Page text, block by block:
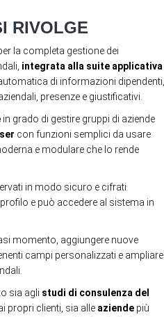
RIVOLGE
per la completa gestione dei
integrata alla suite applicativa
di informazioni dipendenti,
presenze e giustificativi.
in grado di gestire gruppi di aziende
con funzioni semplici da usare
e modulare che lo rende
in modo sicuro e cifrati
e può accedere al sistema in
momento, aggiungere nuove
campi personalizzati e ampliare
sia agli studi di consulenza del
propri clienti, sia alle aziende più